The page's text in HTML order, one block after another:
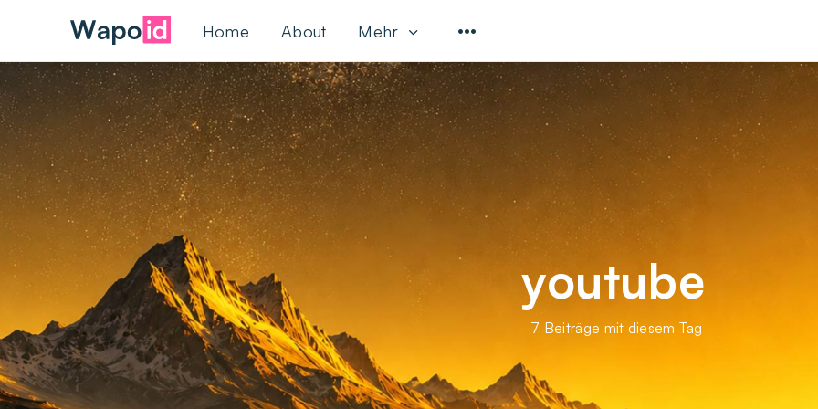
Home About Mehr
youtube
7 Beiträge mit diesem Tag